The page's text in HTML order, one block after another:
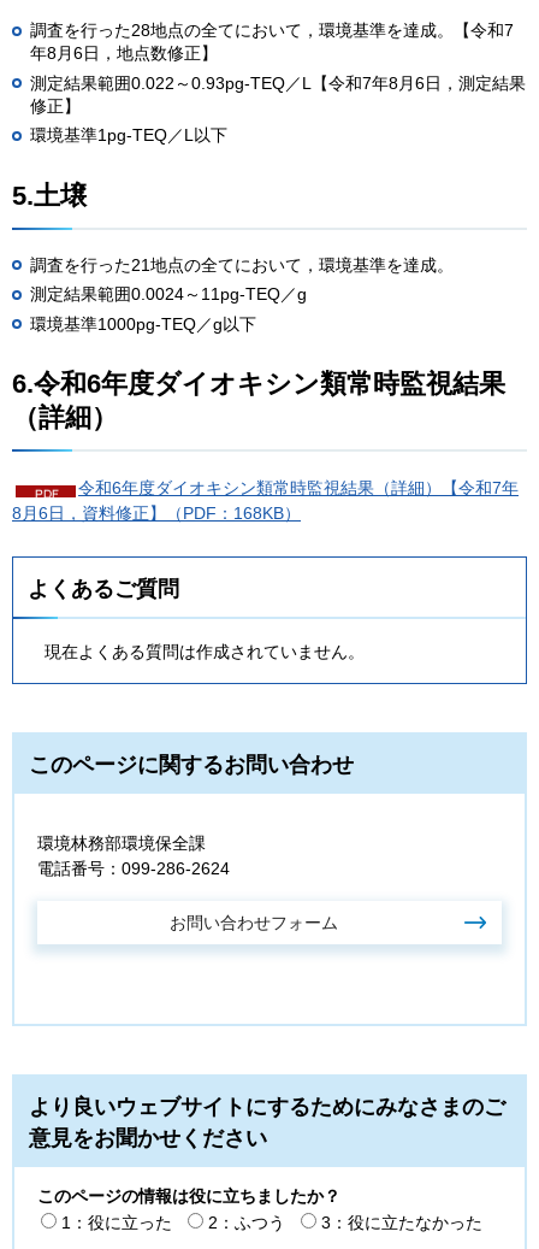
調査を行った28地点の全てにおいて，環境基準を達成。【令和7
年8月6日，地点数修正】
測定結果範囲0.022～0.93pg-TEQ／L【令和7年8月6日，測定結果
修正】
環境基準1pg-TEQ／L以下
5.土壌
調査を行った21地点の全てにおいて，環境基準を達成。
測定結果範囲0.0024～11pg-TEQ／g
環境基準1000pg-TEQ／g以下
6.令和6年度ダイオキシン類常時監視結果
（詳細）
令和6年度ダイオキシン類常時監視結果（詳細）【令和7年
8月6日，資料修正】（PDF：168KB）
よくあるご質問
現在よくある質問は作成されていません。
このページに関するお問い合わせ
環境林務部環境保全課
電話番号：099-286-2624
より良いウェブサイトにするためにみなさまのご
意見をお聞かせください
このページの情報は役に立ちましたか？
1：役に立った
2：ふつう 3：役に立たなかった